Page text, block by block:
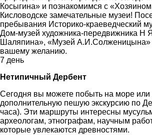
Косыгина» и познакомимся с
Кисловодске замечательные музеи!
пребывания Историко-краеведческий
Дом-музей художника-передвижника Н
Шаляпина», «Музей А.И.Солженицына»
вашему желанию.
7 день
Нетипичный Дербент
Сегодня вы можете побыть на море или
дополнительную пешую экскурсию по
часа). Эти маршруты интересны
археологам, этнографам, научным
которые увлекаются древностями.